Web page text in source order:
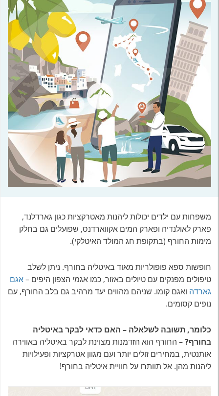
משפחות עם ילדים יכולות ליהנות מאטרקציות כגון גארדלנד,
פארק לאולנדיה ופארק המים אקווארדנס, שפועלים גם בחלק
מימות החורף (בתקופת חג המולד האיטלקי).
חופשות ספא פופולריות מאוד באיטליה בחורף. ניתן לשלב
טיפולים מפנקים עם טיולים באזור, כמו אגמי הצפון היפים –אגם
גארדה ואגם קומו. שניהם מהווים יעד מרהיב גם בלב החורף, עם
נופים קסומים.
כלומר, תשובה לשלאלה – האם כדאי לבקר באיטליה
בחורף?– החורף הוא הזדמנות מצוינת לבקר באיטליה באווירה
אותנטית, במחירים זולים יותר ועם מגוון אטרקציות ופעילויות
ליהנות מהן. אל תוותרו על חוויית איטליה בחורף!